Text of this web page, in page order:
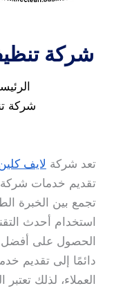
شركة
شركة
تعد شركة لايف
تقديم خدمات
تجمع بين الخبرة
استخدام أحدث
الحصول على أفضل
دائمًا إلى تقديم
العملاء، لذلك